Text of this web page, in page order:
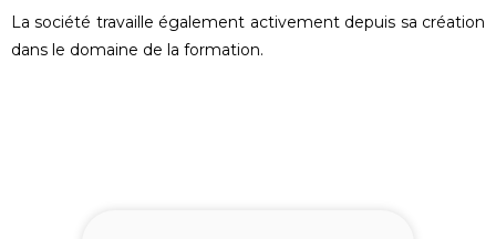
La société travaille également activement depuis sa création
dans le domaine de la formation.